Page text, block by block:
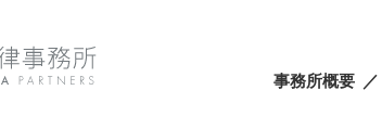
事務所概要